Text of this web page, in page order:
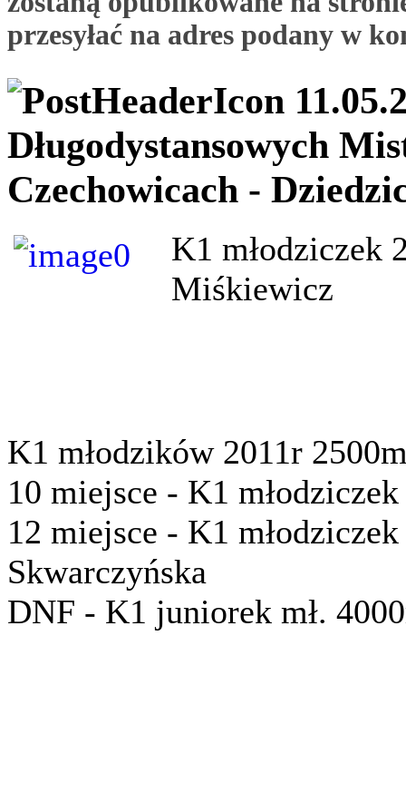
przesyłać na adres podany w
Długodystansowych
Czechowicach -
K1 młodziczek
Miśkiewicz
K1 młodzików 2011r
10 miejsce - K1
12 miejsce - K1
Skwarczyńska
DNF - K1 juniorek mł.